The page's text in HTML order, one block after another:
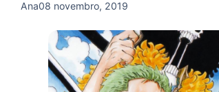
Ana08 novembro, 2019